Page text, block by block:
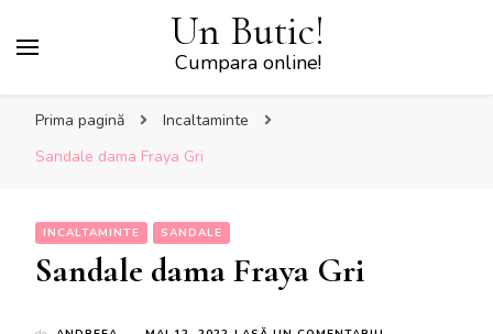
Un Butic!
Cumpara online!
Prima pagină
Incaltaminte
Sandale dama Fraya Gri
INCALTAMINTE SANDALE
Sandale dama Fraya Gri